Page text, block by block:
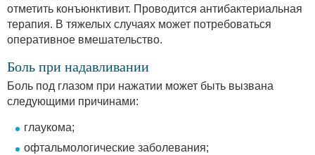
отметить конъюнктивит. Проводится антибактериальная
терапия. В тяжелых случаях может потребоваться
оперативное вмешательство.
Боль при надавливании
Боль под глазом при нажатии может быть вызвана
следующими причинами:
глаукома;
офтальмологические заболевания;